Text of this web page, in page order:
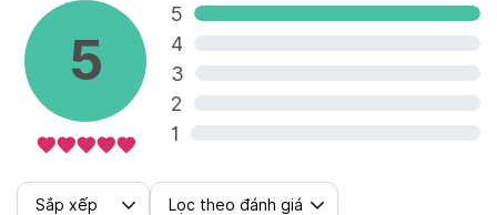
5
5
4
3
2
1
Sắp xếp Lọc theo đánh giá